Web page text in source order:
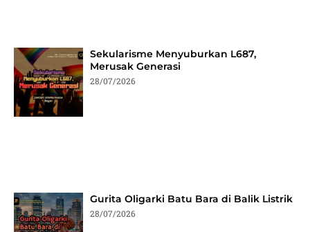
Sekularisme Menyuburkan L687,
Merusak Generasi
28/07/2026
Gurita Oligarki Batu Bara di Balik Listrik
28/07/2026